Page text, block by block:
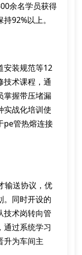
余名学员获得
92%以上。
安装规范等12
技术课程，通
掌握带压堵漏
实战化培训使
pe管热熔连接
输送协议，优
。同时开设的
技术岗转向管
通过系统学习
升为车间主